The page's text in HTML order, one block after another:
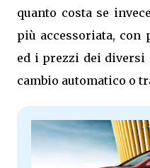
quanto costa se
più accessoriata, con
ed i prezzi dei diversi
cambio automatico o